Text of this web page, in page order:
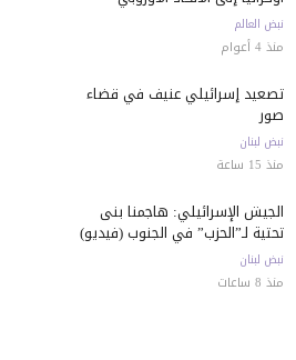
نبض العالم
منذ 4 أعوام
تصعيد إسرائيلي عنيف في قضاء
صور
نبض لبنان
منذ 15 ساعة
الجيش الإسرائيلي: هاجمنا بنى
تحتية لـ”الحزب” في الجنوب (فيديو)
نبض لبنان
منذ 8 ساعات